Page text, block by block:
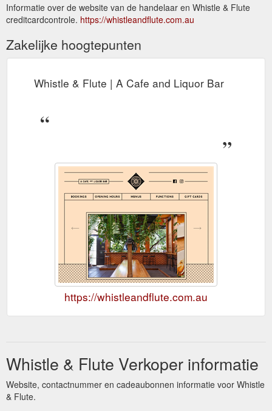
Informatie over de website van de handelaar en Whistle & Flute
creditcardcontrole. https://whistleandflute.com.au
Zakelijke hoogtepunten
Whistle & Flute | A Cafe and Liquor Bar
https://whistleandflute.com.au
Whistle & Flute Verkoper informatie
Website, contactnummer en cadeaubonnen informatie voor Whistle
& Flute.